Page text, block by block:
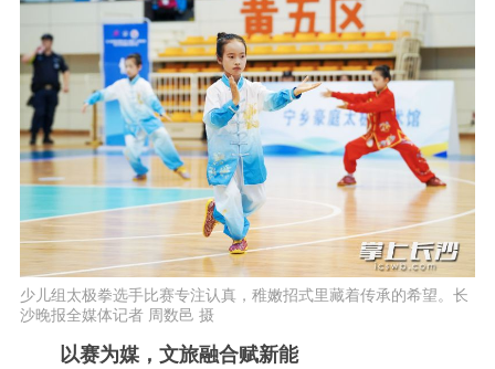
少儿组太极拳选手比赛专注认真，稚嫩招式里藏着传承的希望。长
沙晚报全媒体记者 周数邑 摄
以赛为媒，文旅融合赋新能